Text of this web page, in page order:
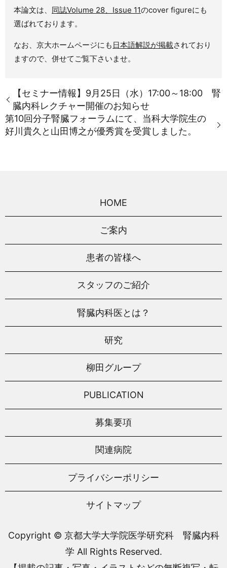
本論文は、 同誌Volume 28、Issue 11のcover figureにも
選ばれております。
なお、京大ホームページにも 日本語解説が掲載されており
ますので、併せてご覧下さいませ。
【セミナー情報】9月25日（水）17:00～18:00 腎
臓内科レクチャー開催のお知らせ
第10回分子腎臓フォーラムにて、当科大学院生の
好川貴久と山田博之が優秀賞を受賞しました。
HOME
ご案内
患者の皆様へ
スタッフのご紹介
腎臓内科医とは？
研究
柳田グループ
PUBLICATION
募集要項
関連病院
プライバシーポリシー
サイトマップ
Copyright © 京都大学大学院医学研究科 腎臓内科
学 All Rights Reserved.